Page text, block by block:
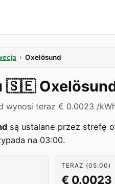
› Oxelösund
🇸🇪
wynosi teraz € 0.0023 /
są ustalane przez strefę
na 03:00.
TERAZ (05:00)
€ 0.0023